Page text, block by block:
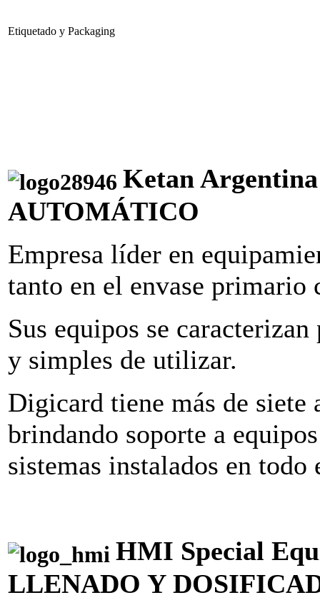
Etiquetado y Packaging
Ketan
AUTOMÁTICO
Empresa líder en
tanto en el envase
Sus equipos se
y simples de utilizar.
Digicard tiene más de siete
brindando soporte a
sistemas instalados en todo
HMI Special
LLENADO Y